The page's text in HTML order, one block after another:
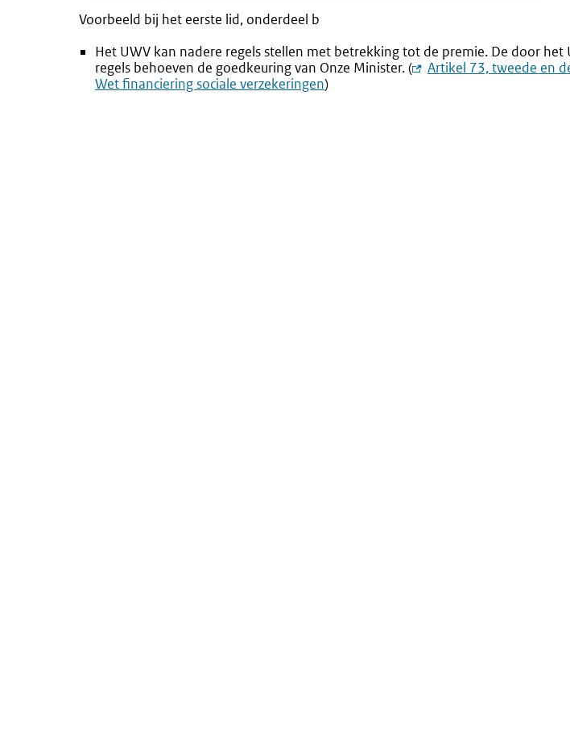
Voorbeeld bij het eerste lid, onderdeel b
Het UWV kan nadere regels stellen met betrekking tot de premie. De door het
regels behoeven de goedkeuring van Onze Minister. (
Externe
Artikel 73, tweede en
Wet financiering sociale verzekeringen)